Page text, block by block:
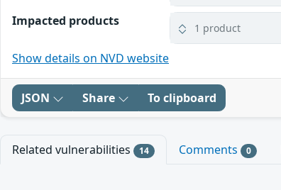
Impacted products 1 product
Show details on NVD website
JSON Share To clipboard
Related vulnerabilities 14 Comments 0